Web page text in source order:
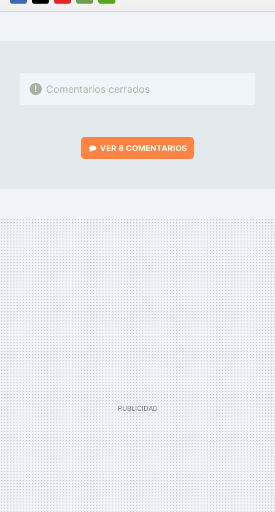
FACEBOOK
TWITTERFLIPBOARD
E-
WHATSAPP
Comentarios cerrados
VER 8 COMENTARIOS